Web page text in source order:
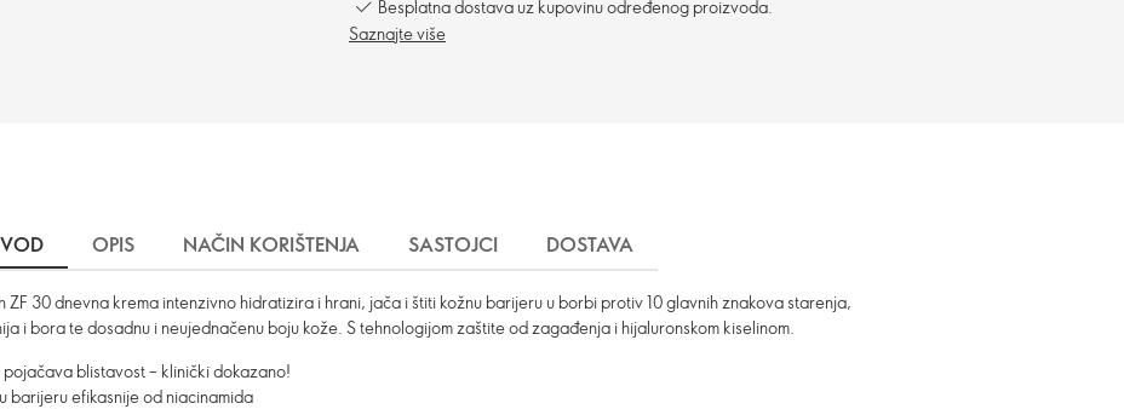
Besplatna dostava uz kupovinu određenog proizvoda.
Saznajte više
OPIS NAČIN KORIŠTENJA SASTOJCI DOSTAVA
30 dnevna krema intenzivno hidratizira i hrani, jača i štiti kožnu barijeru u borbi protiv 10 glavnih znakova starenja,
i bora te dosadnu i neujednačenu boju kože. S tehnologijom zaštite od zagađenja i hijaluronskom kiselinom.
blistavost – klinički dokazano!
barijeru efikasnije od niacinamida